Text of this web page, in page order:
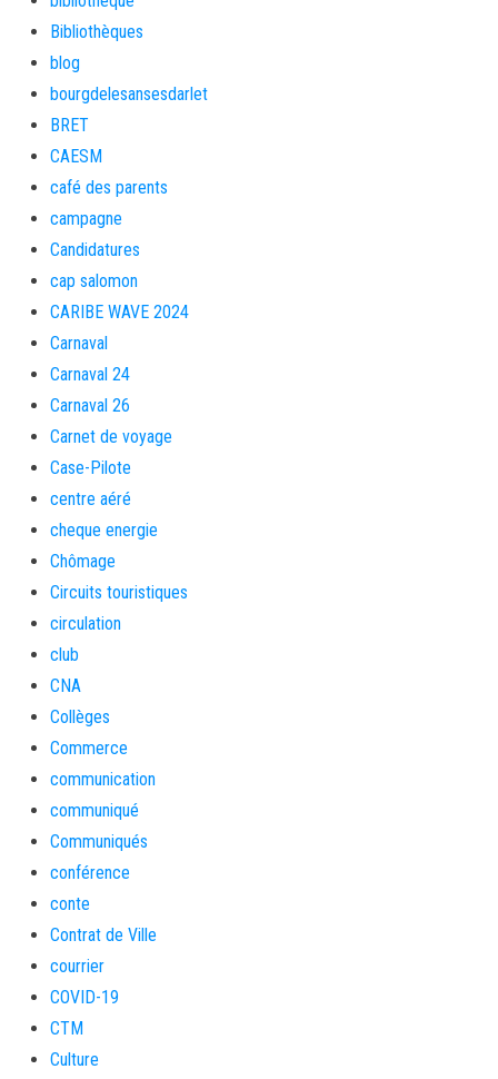
Bibliothèques
blog
bourgdelesansesdarlet
BRET
CAESM
café des parents
campagne
Candidatures
cap salomon
CARIBE WAVE 2024
Carnaval
Carnaval 24
Carnaval 26
Carnet de voyage
Case-Pilote
centre aéré
cheque energie
Chômage
Circuits touristiques
circulation
club
CNA
Collèges
Commerce
communication
communiqué
Communiqués
conférence
conte
Contrat de Ville
courrier
COVID-19
CTM
Culture